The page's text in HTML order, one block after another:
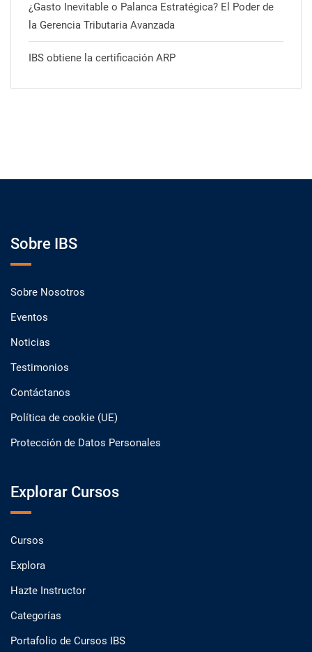
¿Gasto Inevitable o Palanca Estratégica? El Poder de
la Gerencia Tributaria Avanzada
IBS obtiene la certificación ARP
Sobre IBS
Sobre Nosotros
Eventos
Noticias
Testimonios
Contáctanos
Política de cookie (UE)
Protección de Datos Personales
Explorar Cursos
Cursos
Explora
Hazte Instructor
Categorías
Portafolio de Cursos IBS